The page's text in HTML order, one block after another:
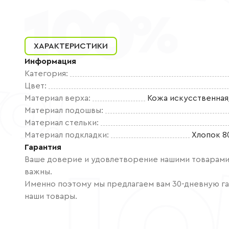
ХАРАКТЕРИСТИКИ
Информация
Категория:
Цвет:
Материал верха:
Кожа
Материал подошвы:
Материал стельки:
Материал подкладки:
Хлопок
Гарантия
Ваше доверие и удовлетворение нашими товарами
важны.
Именно поэтому мы предлагаем вам 30-дневную
наши товары.